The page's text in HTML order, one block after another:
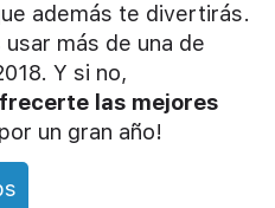
además te divertirás.
más de una de
Y si no,
las mejores
un gran año!